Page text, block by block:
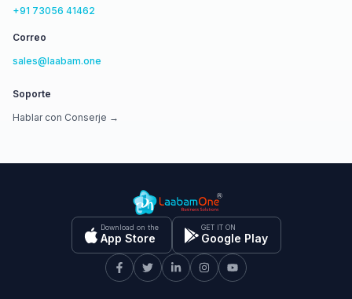
+91 73056 41462
Correo
sales@laabam.one
Soporte
Hablar con Conserje →
Download on the
App Store
GET IT ON
Google Play